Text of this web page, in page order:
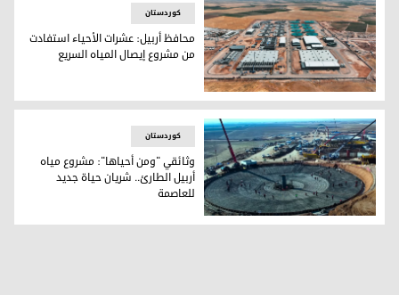
محافظ أربيل: عشرات الأحياء استفادت من مشروع إيصال المياه
کوردستان
محافظ أربيل: عشرات الأحياء استفادت
من مشروع إيصال المياه السريع
وثائقي "ومن أحياها": مشروع مياه أربيل الطارئ.. شريان حياة
کوردستان
وثائقي "ومن أحياها": مشروع مياه
أربيل الطارئ.. شريان حياة جديد
للعاصمة